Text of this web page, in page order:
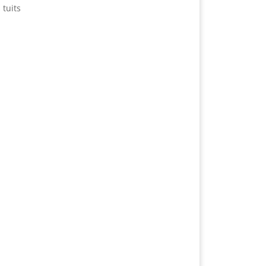
tuits